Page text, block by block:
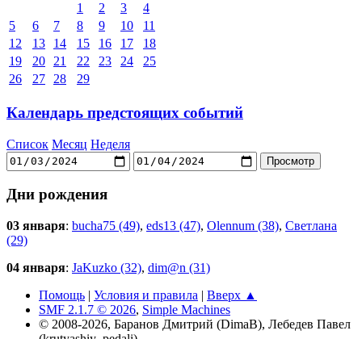
1
2 3
4
5
6 7 8 9 10
11
12
13 14 15 16 17
18
19
20 21 22 23 24
25
26
27 28 29
Календарь предстоящих событий
Список Месяц Неделя
Дни рождения
03 января: bucha75 (49), eds13 (47), Olennum (38), Светлана
(29)
04 января: JaKuzko (32), dim@n (31)
Помощь | Условия и правила | Вверх ▲
SMF 2.1.7 © 2026, Simple Machines
© 2008-2026, Баранов Дмитрий (DimaB), Лебедев Павел